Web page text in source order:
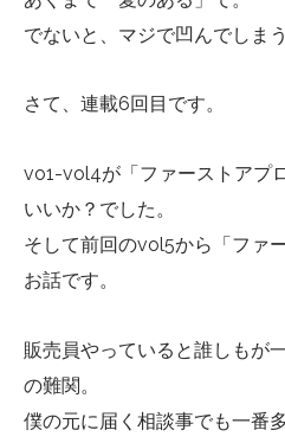
でないと、マジで凹んでしま
さて、連載6回目です。
vo1-vol4が「ファーストアプ
いいか？でした。
そして前回のvol5から「ファ
お話です。
販売員やっていると誰しもが
の難関。
僕の元に届く相談事でも一番